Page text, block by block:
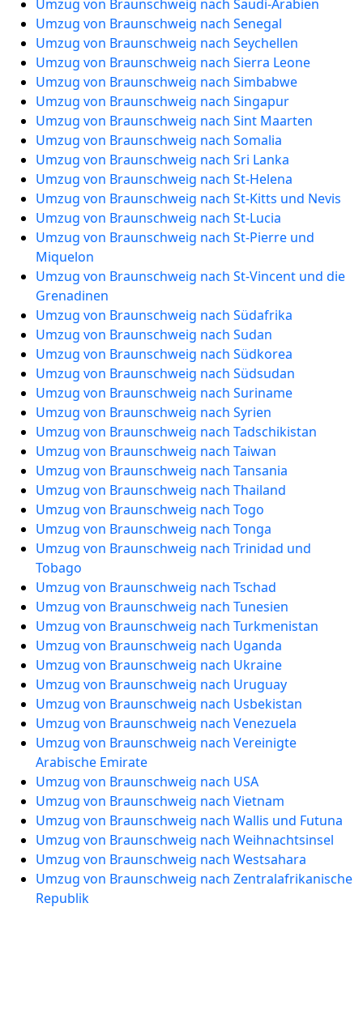
Umzug von Braunschweig nach Saudi-Arabien
Umzug von Braunschweig nach Senegal
Umzug von Braunschweig nach Seychellen
Umzug von Braunschweig nach Sierra Leone
Umzug von Braunschweig nach Simbabwe
Umzug von Braunschweig nach Singapur
Umzug von Braunschweig nach Sint Maarten
Umzug von Braunschweig nach Somalia
Umzug von Braunschweig nach Sri Lanka
Umzug von Braunschweig nach St-Helena
Umzug von Braunschweig nach St-Kitts und Nevis
Umzug von Braunschweig nach St-Lucia
Umzug von Braunschweig nach St-Pierre und
Miquelon
Umzug von Braunschweig nach St-Vincent und die
Grenadinen
Umzug von Braunschweig nach Südafrika
Umzug von Braunschweig nach Sudan
Umzug von Braunschweig nach Südkorea
Umzug von Braunschweig nach Südsudan
Umzug von Braunschweig nach Suriname
Umzug von Braunschweig nach Syrien
Umzug von Braunschweig nach Tadschikistan
Umzug von Braunschweig nach Taiwan
Umzug von Braunschweig nach Tansania
Umzug von Braunschweig nach Thailand
Umzug von Braunschweig nach Togo
Umzug von Braunschweig nach Tonga
Umzug von Braunschweig nach Trinidad und
Tobago
Umzug von Braunschweig nach Tschad
Umzug von Braunschweig nach Tunesien
Umzug von Braunschweig nach Turkmenistan
Umzug von Braunschweig nach Uganda
Umzug von Braunschweig nach Ukraine
Umzug von Braunschweig nach Uruguay
Umzug von Braunschweig nach Usbekistan
Umzug von Braunschweig nach Venezuela
Umzug von Braunschweig nach Vereinigte
Arabische Emirate
Umzug von Braunschweig nach USA
Umzug von Braunschweig nach Vietnam
Umzug von Braunschweig nach Wallis und Futuna
Umzug von Braunschweig nach Weihnachtsinsel
Umzug von Braunschweig nach Westsahara
Umzug von Braunschweig nach Zentralafrikanische
Republik